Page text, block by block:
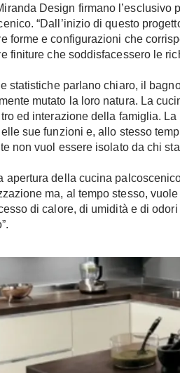
Design firmano l’esclusivo
“Dall’inizio di questo
forme e configurazioni che
finiture che soddisfacessero le
statistiche parlano chiaro, il
mutato la loro natura. La
ed interazione della famiglia.
sue funzioni e, allo stesso
non vuol essere isolato da chi
apertura della cucina
ma, al tempo stesso,
di calore, di umidità e di